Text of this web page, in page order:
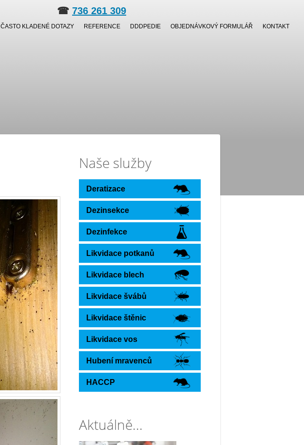
☎ 736 261 309
ČASTO KLADENÉ DOTAZY REFERENCE DDDPEDIE OBJEDNÁVKOVÝ FORMULÁŘ KONTAKT
Naše služby
Deratizace
Dezinsekce
Dezinfekce
Likvidace potkanů
Likvidace blech
Likvidace švábů
Likvidace štěnic
Likvidace vos
Hubení mravenců
HACCP
Aktuálně...